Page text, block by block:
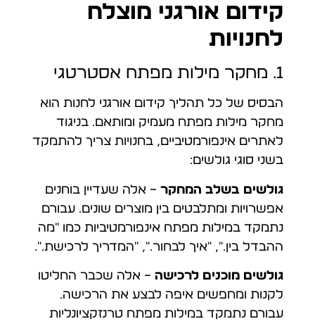
קידום אורגני מוצלח
לחנויות
1. מחקר מילות מפתח אסטרטגי
הבסיס של כל תהליך קידום אורגני לחנות הוא
מחקר מילות מפתח מעמיק ומותאם. בניגוד
לאתרים אינפורמטיביים, בחנויות צריך להתמקד
בשני סוגי גולשים:
גולשים בשלב המחקר – אלה שעדיין בוחנים
אפשרויות ומתלבטים בין מוצרים שונים. עבורם
נתמקד במילות מפתח אינפורמטיביות כמו "מה
ההבדל בין…", "איך לבחור…", "המדריך לרכישת…".
גולשים מוכנים לרכישה – אלה שכבר החליטו
לקנות ומחפשים איפה לבצע את הרכישה.
עבורם נתמקד במילות מפתח טרנזקציונליות